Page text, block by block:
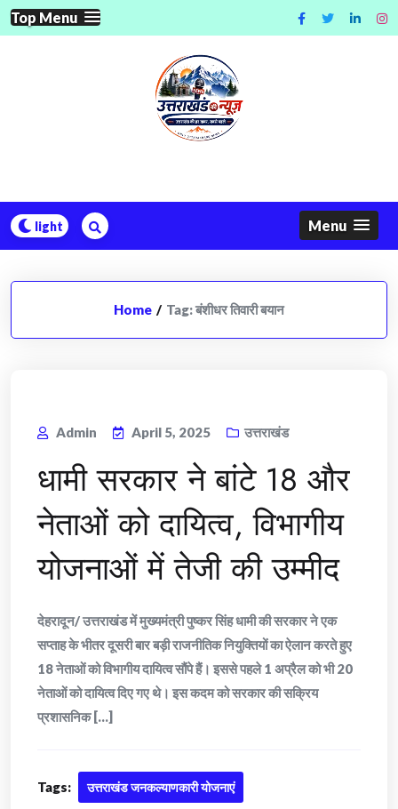
Skip
to
Top Menu
Menu
Home / Tag:बंशीधर तिवारी बयान
Admin April 5, 2025 उत्तराखंड
धामी सरकार ने बांटे 18 और
नेताओं को दायित्व, विभागीय
योजनाओं में तेजी की उम्मीद
देहरादून/ उत्तराखंड में मुख्यमंत्री पुष्कर सिंह धामी की सरकार ने एक
सप्ताह के भीतर दूसरी बार बड़ी राजनीतिक नियुक्तियों का ऐलान करते हुए
18 नेताओं को विभागीय दायित्व सौंपे हैं। इससे पहले 1 अप्रैल को भी 20
नेताओं को दायित्व दिए गए थे। इस कदम को सरकार की सक्रिय
प्रशासनिक [...]
Tags: उत्तराखंड जनकल्याणकारी योजनाएं